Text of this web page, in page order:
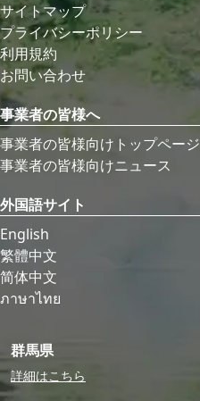
サイトマップ
プライバシーポリシー
利用規約
お問い合わせ
事業者の皆様へ
事業者の皆様向けトップページ
事業者の皆様向けニュース
外国語サイト
English
繁體中文
简体中文
ภาษาไทย
群馬県
詳細はこちら